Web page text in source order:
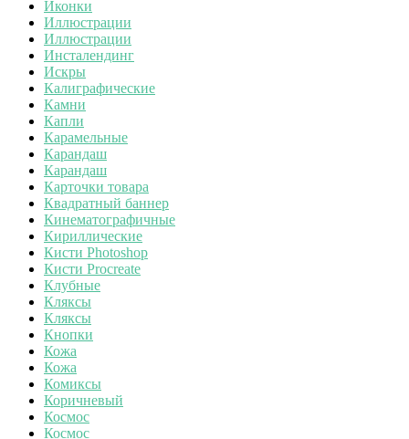
Иконки
Иллюстрации
Иллюстрации
Инсталендинг
Искры
Калиграфические
Камни
Капли
Карамельные
Карандаш
Карандаш
Карточки товара
Квадратный баннер
Кинематографичные
Кириллические
Кисти Photoshop
Кисти Procreate
Клубные
Кляксы
Кляксы
Кнопки
Кожа
Кожа
Комиксы
Коричневый
Космос
Космос